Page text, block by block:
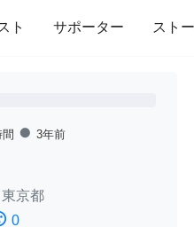
ト サポーター スト
インテリア 趣味・習い
fiber_manual_record 3年前
東京都
0